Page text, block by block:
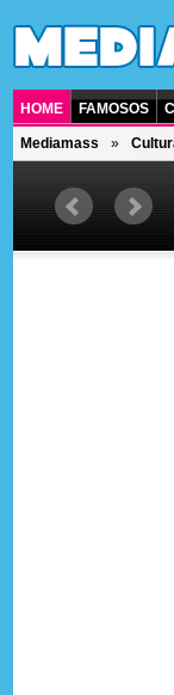
HOME FAMOSOS
Mediamass